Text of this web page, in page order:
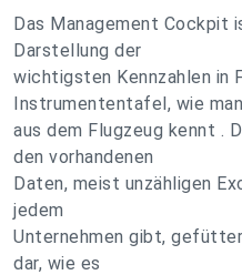
Das Management Cockpit
Darstellung der
wichtigsten Kennzahlen in
Instrumententafel, wie
aus dem Flugzeug kennt .
den vorhandenen
Daten, meist unzähligen
jedem
Unternehmen gibt,
dar, wie es